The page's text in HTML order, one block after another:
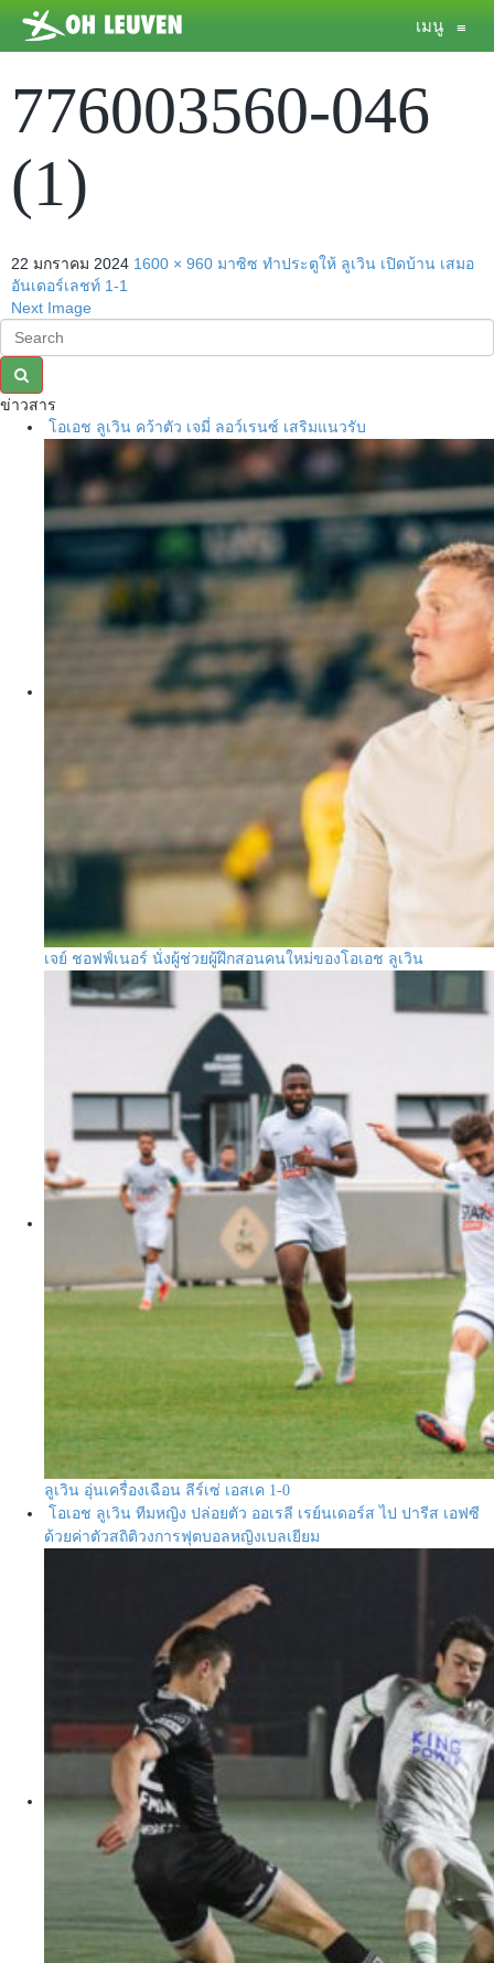
เมนู ≡
776003560-046
(1)
22 มกราคม 2024 1600 × 960 มาซิซ ทำประตูให้ ลูเวิน เปิดบ้าน เสมอ
อันเดอร์เลชท์ 1-1
Next Image
ข่าวสาร
โอเอช ลูเวิน คว้าตัว เจมี่ ลอว์เรนซ์ เสริมแนวรับ
เจย์ ชอฟฟ์เนอร์ นั่งผู้ช่วยผู้ฝึกสอนคนใหม่ของโอเอช ลูเวิน
ลูเวิน อุ่นเครื่องเฉือน ลีร์เซ่ เอสเค 1-0
โอเอช ลูเวิน ทีมหญิง ปล่อยตัว ออเรลี เรย์นเดอร์ส ไป ปารีส เอฟซี
ด้วยค่าตัวสถิติวงการฟุตบอลหญิงเบลเยียม